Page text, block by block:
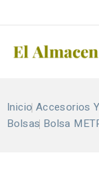
Inicio Accesorios
Bolsas Bolsa